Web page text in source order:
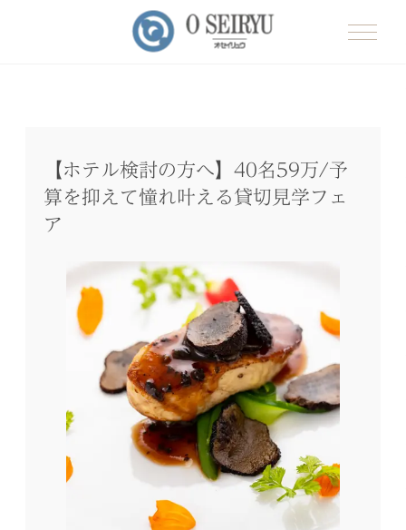
【ホテル検討の方へ】40名59万/予
算を抑えて憧れ叶える貸切見学フェ
ア